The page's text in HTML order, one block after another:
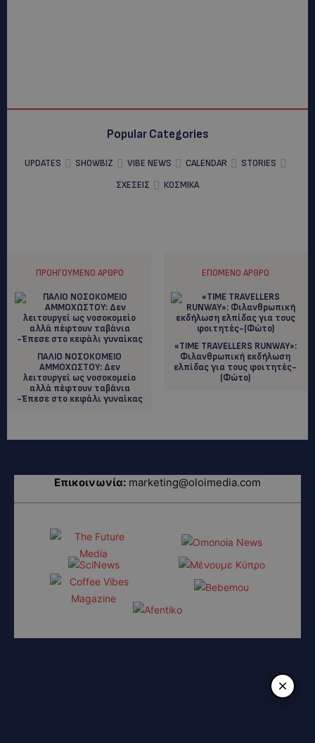
Popular Categories
UPDATES SHOWBIZ VIBE NEWS CALENDAR
STORIES
ΣΧΕΣΕΙΣ
ΚΟΣΜΙΚΑ
ΠΡΟΗΓΟΎΜΕΝΟ ΆΡΘΡΟ
ΠΑΛΙΟ ΝΟΣΟΚΟΜΕΙΟ
ΑΜΜΟΧΩΣΤΟΥ: Δεν
λειτουργεί ως νοσοκομείο
αλλά πέφτουν ταβάνια
-Έπεσε στο κεφάλι γυναίκας
ΕΠΌΜΕΝΟ ΆΡΘΡΟ
«TΙΜΕ TRAVELLERS RUNWAY»:
Φιλανθρωπική εκδήλωση
ελπίδας για τους φοιτητές-
(Φώτο)
Επικοινωνία: marketing@oloimedia.com